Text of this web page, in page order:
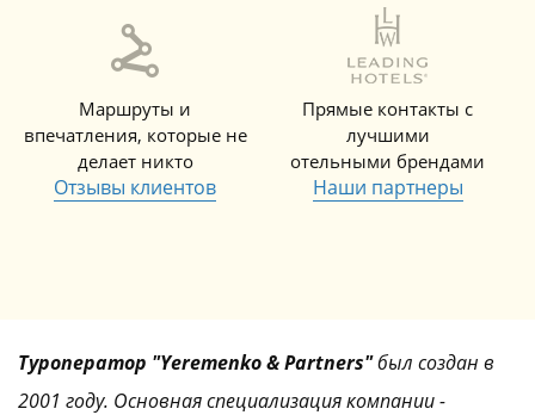
Маршруты и
впечатления, которые не
делает никто
Отзывы клиентов
Прямые контакты с
лучшими
отельными брендами
Наши партнеры
Туроператор "Yeremenko & Partners"был создан в
2001 году. Основная специализация компании -